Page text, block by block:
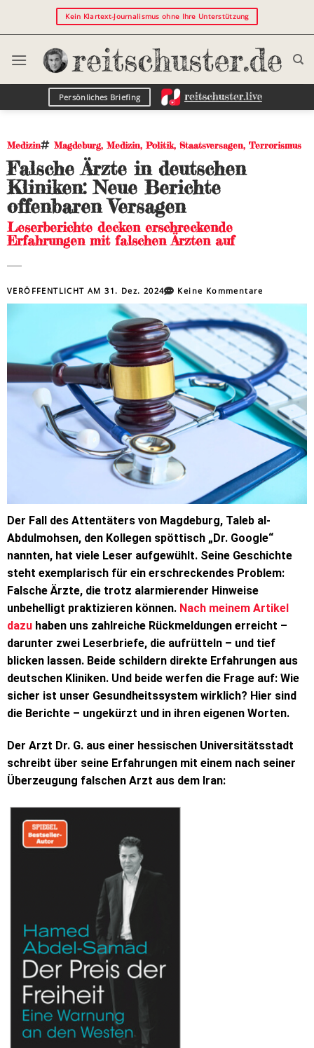
Kein Klartext-Journalismus ohne Ihre Unterstützung
Persönliches Briefing
Medizin Magdeburg, Medizin,Politik, Staatsversagen, Terrorismus
Falsche Ärzte in deutschen
Kliniken: Neue Berichte
offenbaren Versagen
Leserberichte decken erschreckende
Erfahrungen mit falschen Ärzten auf
VERÖFFENTLICHT AM31. Dez. 2024 Keine Kommentare
Der Fall des Attentäters von Magdeburg, Taleb al-
Abdulmohsen, den Kollegen spöttisch „Dr. Google“
nannten, hat viele Leser aufgewühlt. Seine Geschichte
steht exemplarisch für ein erschreckendes Problem:
Falsche Ärzte, die trotz alarmierender Hinweise
unbehelligt praktizieren können. Nach meinem Artikel
dazu haben uns zahlreiche Rückmeldungen erreicht –
darunter zwei Leserbriefe, die aufrütteln – und tief
blicken lassen. Beide schildern direkte Erfahrungen aus
deutschen Kliniken. Und beide werfen die Frage auf: Wie
sicher ist unser Gesundheitssystem wirklich? Hier sind
die Berichte – ungekürzt und in ihren eigenen Worten.
Der Arzt Dr. G. aus einer hessischen Universitätsstadt
schreibt über seine Erfahrungen mit einem nach seiner
Überzeugung falschen Arzt aus dem Iran: